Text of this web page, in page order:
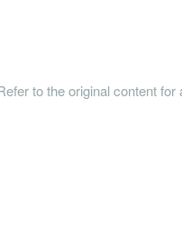
to the original content